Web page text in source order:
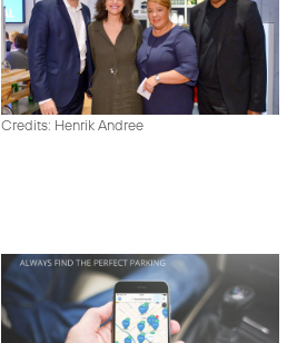
Credits: Henrik Andree